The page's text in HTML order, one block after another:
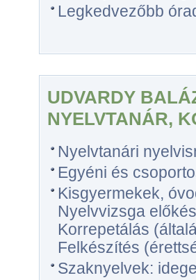
Legkedvezőbb
UDVARDY
NYELVTANÁR,
Nyelvtanári
Egyéni és
Kisgyermekek,
Nyelvvizsga
Korrepetálás
Felkészítés
Szaknyelvek: